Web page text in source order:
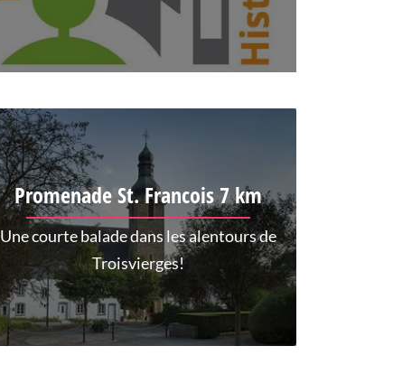
Promenade St. Francois 7 km
Une courte balade dans les alentours de
Troisvierges!